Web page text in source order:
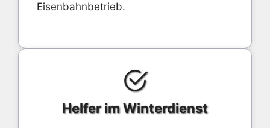
Eisenbahnbetrieb.
Helfer im Winterdienst